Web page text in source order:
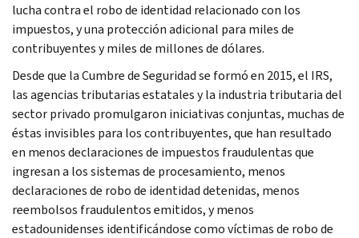
lucha contra el robo de identidad relacionado con los
impuestos, y una protección adicional para miles de
contribuyentes y miles de millones de dólares.
Desde que la Cumbre de Seguridad se formó en 2015, el IRS,
las agencias tributarias estatales y la industria tributaria del
sector privado promulgaron iniciativas conjuntas, muchas de
éstas invisibles para los contribuyentes, que han resultado
en menos declaraciones de impuestos fraudulentas que
ingresan a los sistemas de procesamiento, menos
declaraciones de robo de identidad detenidas, menos
reembolsos fraudulentos emitidos, y menos
estadounidenses identificándose como víctimas de robo de